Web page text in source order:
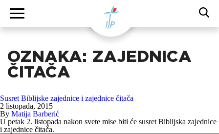
OZNAKA: ZAJEDNICA
ČITAČA
Susret Biblijske zajednice i zajednice čitača
2 listopada, 2015
By Matija Barberić
U petak 2. listopada nakon svete mise biti će susret Biblijska zajednice
i zajednice čitača.